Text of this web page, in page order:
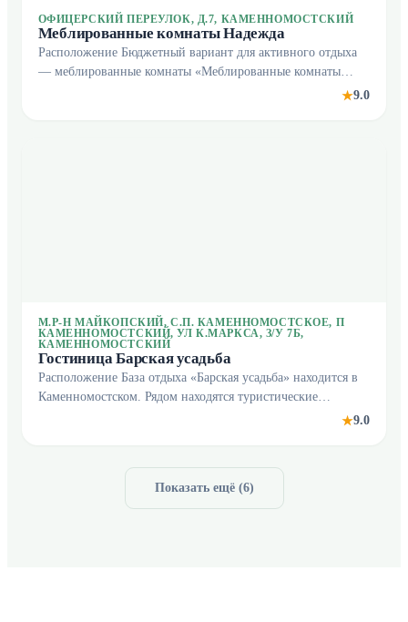
ОФИЦЕРСКИЙ ПЕРЕУЛОК, Д.7, КАМЕННОМОСТСКИЙ
Меблированные комнаты Надежда
Расположение Бюджетный вариант для активного отдыха
— меблированные комнаты «Меблированные комнаты
★9.0
М.Р-Н МАЙКОПСКИЙ, С.П. КАМЕННОМОСТСКОЕ, П
КАМЕННОМОСТСКИЙ, УЛ К.МАРКСА, З/У 7Б,
КАМЕННОМОСТСКИЙ
Гостиница Барская усадьба
Расположение База отдыха «Барская усадьба» находится в
Каменномостском. Рядом находятся туристические
★9.0
Показать ещё (6)